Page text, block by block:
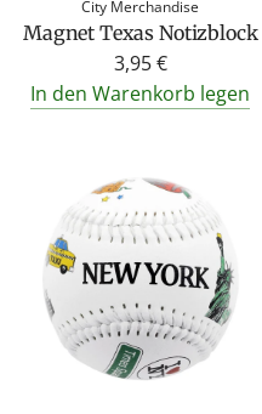
City Merchandise
Magnet Texas Notizblock
3,95 €
In den Warenkorb legen